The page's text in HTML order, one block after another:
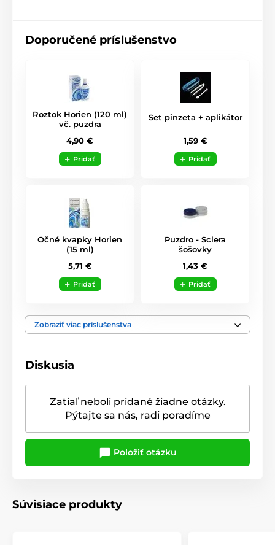
Doporučené príslušenstvo
Roztok Horien (120 ml)
vč. puzdra
4,90 €
Pridať
Set pinzeta + aplikátor
1,59 €
Pridať
Očné kvapky Horien
(15 ml)
5,71 €
Pridať
Puzdro - Sclera
šošovky
1,43 €
Pridať
Zobraziť viac príslušenstva
Diskusia
Zatiaľ neboli pridané žiadne otázky.
Pýtajte sa nás, radi poradíme
Položiť otázku
Súvisiace produkty